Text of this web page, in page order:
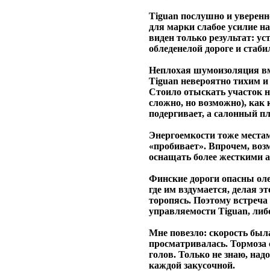
Tiguan послушно и
для марки слабое усилие
виден только результат:
обледенелой дороге и
Неплохая шумоизоляция
Tiguan невероятно тихим
Стоило отыскать участок
сложно, но возможно), как
подергивает, а салонный
Энергоемкости тоже
«пробивает». Впрочем,
оснащать более жесткими
Финские дороги опасны
где им вздумается, делая
торопясь. Поэтому
управляемости Tiguan,
Мне повезло: скорость
просматривалась. Тормоза
голов. Только не знаю,
каждой закусочной.